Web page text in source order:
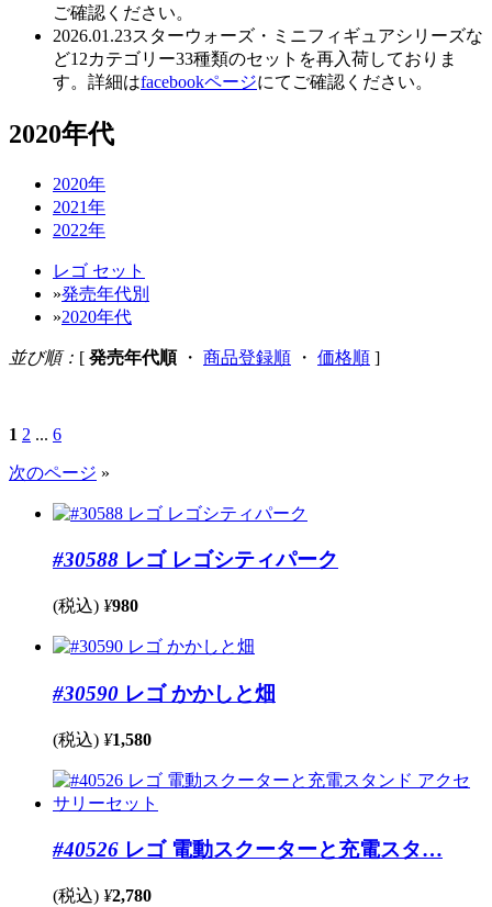
ご確認ください。
2026.01.23スターウォーズ・ミニフィギュアシリーズな
ど12カテゴリー33種類のセットを再入荷しておりま
す。詳細はfacebookページにてご確認ください。
2020年代
2020年
2021年
2022年
レゴ セット
»発売年代別
»2020年代
並び順： [ 発売年代順・ 商品登録順 ・ 価格順 ]
1 2 ... 6
次のページ »
#30588 レゴ レゴシティパーク
(税込) ¥980
#30590 レゴ かかしと畑
(税込) ¥1,580
#40526 レゴ 電動スクーターと充電スタ…
(税込) ¥2,780